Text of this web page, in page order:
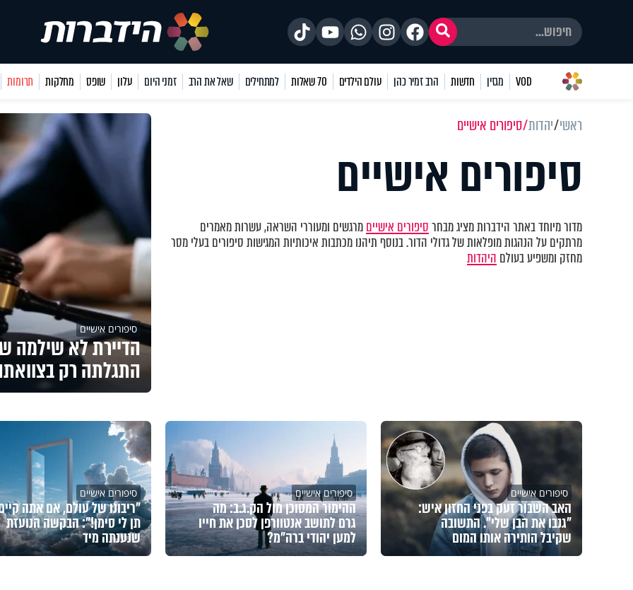
VOD מגזין חדשות הרב זמיר כהן עולם הילדים 70 שאלות למתחילים שאל את הרב זמני היום עלון שופס מחלקות תרומות
ראשי יהדות סיפורים אישיים
סיפורים אישיים
מדור מיוחד באתר הידברות מציג מבחרסיפורים אישייםמרגשים ומעוררי השראה, עשרות מאמרים
מרתקים על הנהגות מופלאות של גדולי הדור. בנוסף תיהנו מכתבות איכותיות המגישות סיפורים בעלי מסר
מחזק ומשפיע בעולם היהדות
סיפורים אישיים
הדיירת לא שילמה
התגלתה רק
סיפורים אישיים
האב השבור זעק בפני החזון איש:
"גנבו את הבן שלי". התשובה
שקיבל הותירה אותו המום
סיפורים אישיים
ההימור המסוכן מול הק.ג.ב: מה
גרם לתושב אנטוורפן לסכן את חייו
למען יהודי ברה"מ?
סיפורים אישיים
"ריבונו של עולם, אם אתה
תן לי סימן!": הבקשה הנועזת
שנענתה מיד